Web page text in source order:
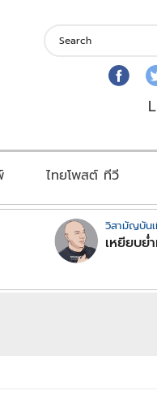
ไทยโพสต์ ทีวี
วิสามัญบัน
เหยียบย่